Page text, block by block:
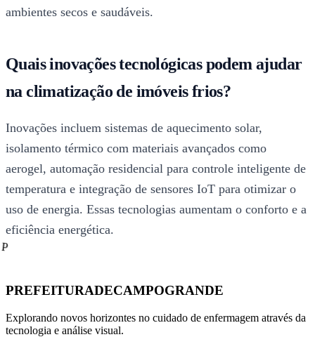
ambientes secos e saudáveis.
Quais inovações tecnológicas podem ajudar
na climatização de imóveis frios?
Inovações incluem sistemas de aquecimento solar,
isolamento térmico com materiais avançados como
aerogel, automação residencial para controle inteligente de
temperatura e integração de sensores IoT para otimizar o
uso de energia. Essas tecnologias aumentam o conforto e a
eficiência energética.
PREFEITURADECAMPOGRANDE
Explorando novos horizontes no cuidado de enfermagem através da
tecnologia e análise visual.